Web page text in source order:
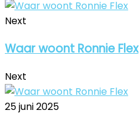
Next
Waar woont Ronnie Flex
Next
25 juni 2025